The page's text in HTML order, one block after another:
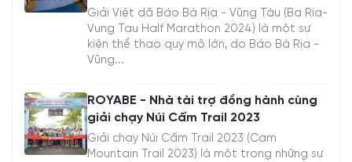
Giải Việt dã Báo Bà Rịa - Vũng Tàu (Ba Ria-
Vung Tau Half Marathon 2024) là một sự
kiện thể thao quy mô lớn, do Báo Bà Rịa -
Vũng...
ROYABE - Nhà tài trợ đồng hành cùng
giải chạy Núi Cấm Trail 2023
Giải chạy Núi Cấm Trail 2023 (Cam
Mountain Trail 2023) là một trong những sự